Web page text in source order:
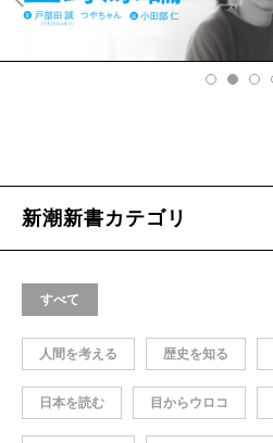
v
新潮新書カテゴリ
すべて
人間を考える 歴史を知る
日本を読む 目からウロコ